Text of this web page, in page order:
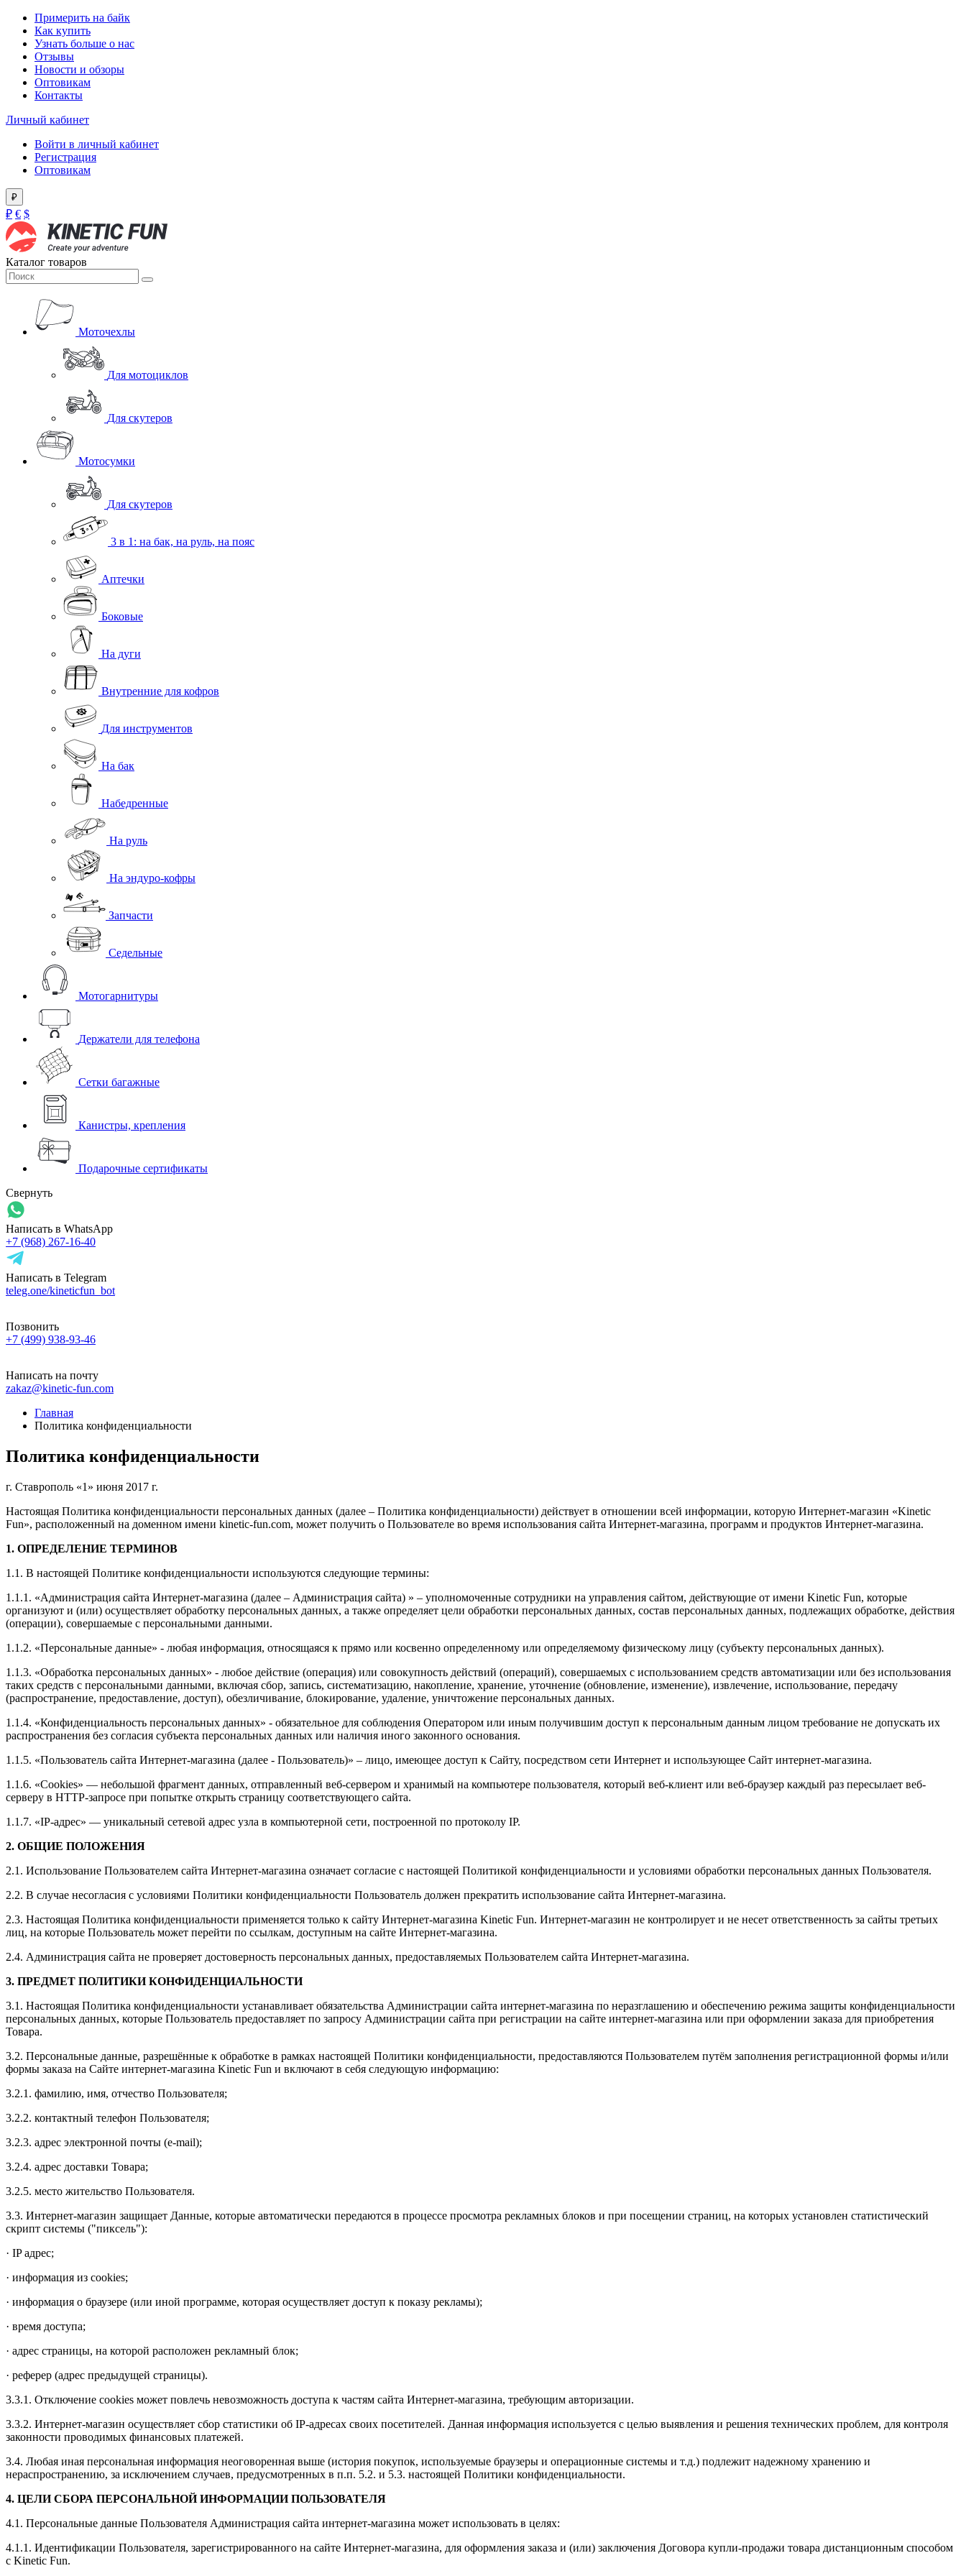
Примерить на байк
Как купить
Узнать больше о нас
Отзывы
Новости и обзоры
Оптовикам
Контакты
Личный кабинет
Войти в личный кабинет
Регистрация
Оптовикам
₽
₽ € $
Каталог товаров
Моточехлы
Для мотоциклов
Для скутеров
Мотосумки
Для скутеров
3 в 1: на бак, на руль, на пояс
Аптечки
Боковые
На дуги
Внутренние для кофров
Для инструментов
На бак
Набедренные
На руль
На эндуро-кофры
Запчасти
Седельные
Мотогарнитуры
Держатели для телефона
Сетки багажные
Канистры, крепления
Подарочные сертификаты
Свернуть
Написать в WhatsApp
+7 (968) 267-16-40
Написать в Telegram
teleg.one/kineticfun_bot
Позвонить
+7 (499) 938-93-46
Написать на почту
zakaz@kinetic-fun.com
Главная
Политика конфиденциальности
Политика конфиденциальности
г. Ставрополь «1» июня 2017 г.
Настоящая Политика конфиденциальности персональных данных (далее – Политика конфиденциальности) действует в отношении всей информации, которую Интернет-магазин «Kinetic
Fun», расположенный на доменном имени kinetic-fun.com, может получить о Пользователе во время использования сайта Интернет-магазина, программ и продуктов Интернет-магазина.
1. ОПРЕДЕЛЕНИЕ ТЕРМИНОВ
1.1. В настоящей Политике конфиденциальности используются следующие термины:
1.1.1. «Администрация сайта Интернет-магазина (далее – Администрация сайта) » – уполномоченные сотрудники на управления сайтом, действующие от имени Kinetic Fun, которые
организуют и (или) осуществляет обработку персональных данных, а также определяет цели обработки персональных данных, состав персональных данных, подлежащих обработке, действия
(операции), совершаемые с персональными данными.
1.1.2. «Персональные данные» - любая информация, относящаяся к прямо или косвенно определенному или определяемому физическому лицу (субъекту персональных данных).
1.1.3. «Обработка персональных данных» - любое действие (операция) или совокупность действий (операций), совершаемых с использованием средств автоматизации или без использования
таких средств с персональными данными, включая сбор, запись, систематизацию, накопление, хранение, уточнение (обновление, изменение), извлечение, использование, передачу
(распространение, предоставление, доступ), обезличивание, блокирование, удаление, уничтожение персональных данных.
1.1.4. «Конфиденциальность персональных данных» - обязательное для соблюдения Оператором или иным получившим доступ к персональным данным лицом требование не допускать их
распространения без согласия субъекта персональных данных или наличия иного законного основания.
1.1.5. «Пользователь сайта Интернет-магазина (далее ‑ Пользователь)» – лицо, имеющее доступ к Сайту, посредством сети Интернет и использующее Сайт интернет-магазина.
1.1.6. «Cookies» — небольшой фрагмент данных, отправленный веб-сервером и хранимый на компьютере пользователя, который веб-клиент или веб-браузер каждый раз пересылает веб-
серверу в HTTP-запросе при попытке открыть страницу соответствующего сайта.
1.1.7. «IP-адрес» — уникальный сетевой адрес узла в компьютерной сети, построенной по протоколу IP.
2. ОБЩИЕ ПОЛОЖЕНИЯ
2.1. Использование Пользователем сайта Интернет-магазина означает согласие с настоящей Политикой конфиденциальности и условиями обработки персональных данных Пользователя.
2.2. В случае несогласия с условиями Политики конфиденциальности Пользователь должен прекратить использование сайта Интернет-магазина.
2.3. Настоящая Политика конфиденциальности применяется только к сайту Интернет-магазина Kinetic Fun. Интернет-магазин не контролирует и не несет ответственность за сайты третьих
лиц, на которые Пользователь может перейти по ссылкам, доступным на сайте Интернет-магазина.
2.4. Администрация сайта не проверяет достоверность персональных данных, предоставляемых Пользователем сайта Интернет-магазина.
3. ПРЕДМЕТ ПОЛИТИКИ КОНФИДЕНЦИАЛЬНОСТИ
3.1. Настоящая Политика конфиденциальности устанавливает обязательства Администрации сайта интернет-магазина по неразглашению и обеспечению режима защиты конфиденциальности
персональных данных, которые Пользователь предоставляет по запросу Администрации сайта при регистрации на сайте интернет-магазина или при оформлении заказа для приобретения
Товара.
3.2. Персональные данные, разрешённые к обработке в рамках настоящей Политики конфиденциальности, предоставляются Пользователем путём заполнения регистрационной формы и/или
формы заказа на Сайте интернет-магазина Kinetic Fun и включают в себя следующую информацию:
3.2.1. фамилию, имя, отчество Пользователя;
3.2.2. контактный телефон Пользователя;
3.2.3. адрес электронной почты (e-mail);
3.2.4. адрес доставки Товара;
3.2.5. место жительство Пользователя.
3.3. Интернет-магазин защищает Данные, которые автоматически передаются в процессе просмотра рекламных блоков и при посещении страниц, на которых установлен статистический
скрипт системы ("пиксель"):
· IP адрес;
· информация из cookies;
· информация о браузере (или иной программе, которая осуществляет доступ к показу рекламы);
· время доступа;
· адрес страницы, на которой расположен рекламный блок;
· реферер (адрес предыдущей страницы).
3.3.1. Отключение cookies может повлечь невозможность доступа к частям сайта Интернет-магазина, требующим авторизации.
3.3.2. Интернет-магазин осуществляет сбор статистики об IP-адресах своих посетителей. Данная информация используется с целью выявления и решения технических проблем, для контроля
законности проводимых финансовых платежей.
3.4. Любая иная персональная информация неоговоренная выше (история покупок, используемые браузеры и операционные системы и т.д.) подлежит надежному хранению и
нераспространению, за исключением случаев, предусмотренных в п.п. 5.2. и 5.3. настоящей Политики конфиденциальности.
4. ЦЕЛИ СБОРА ПЕРСОНАЛЬНОЙ ИНФОРМАЦИИ ПОЛЬЗОВАТЕЛЯ
4.1. Персональные данные Пользователя Администрация сайта интернет-магазина может использовать в целях:
4.1.1. Идентификации Пользователя, зарегистрированного на сайте Интернет-магазина, для оформления заказа и (или) заключения Договора купли-продажи товара дистанционным способом
с Kinetic Fun.